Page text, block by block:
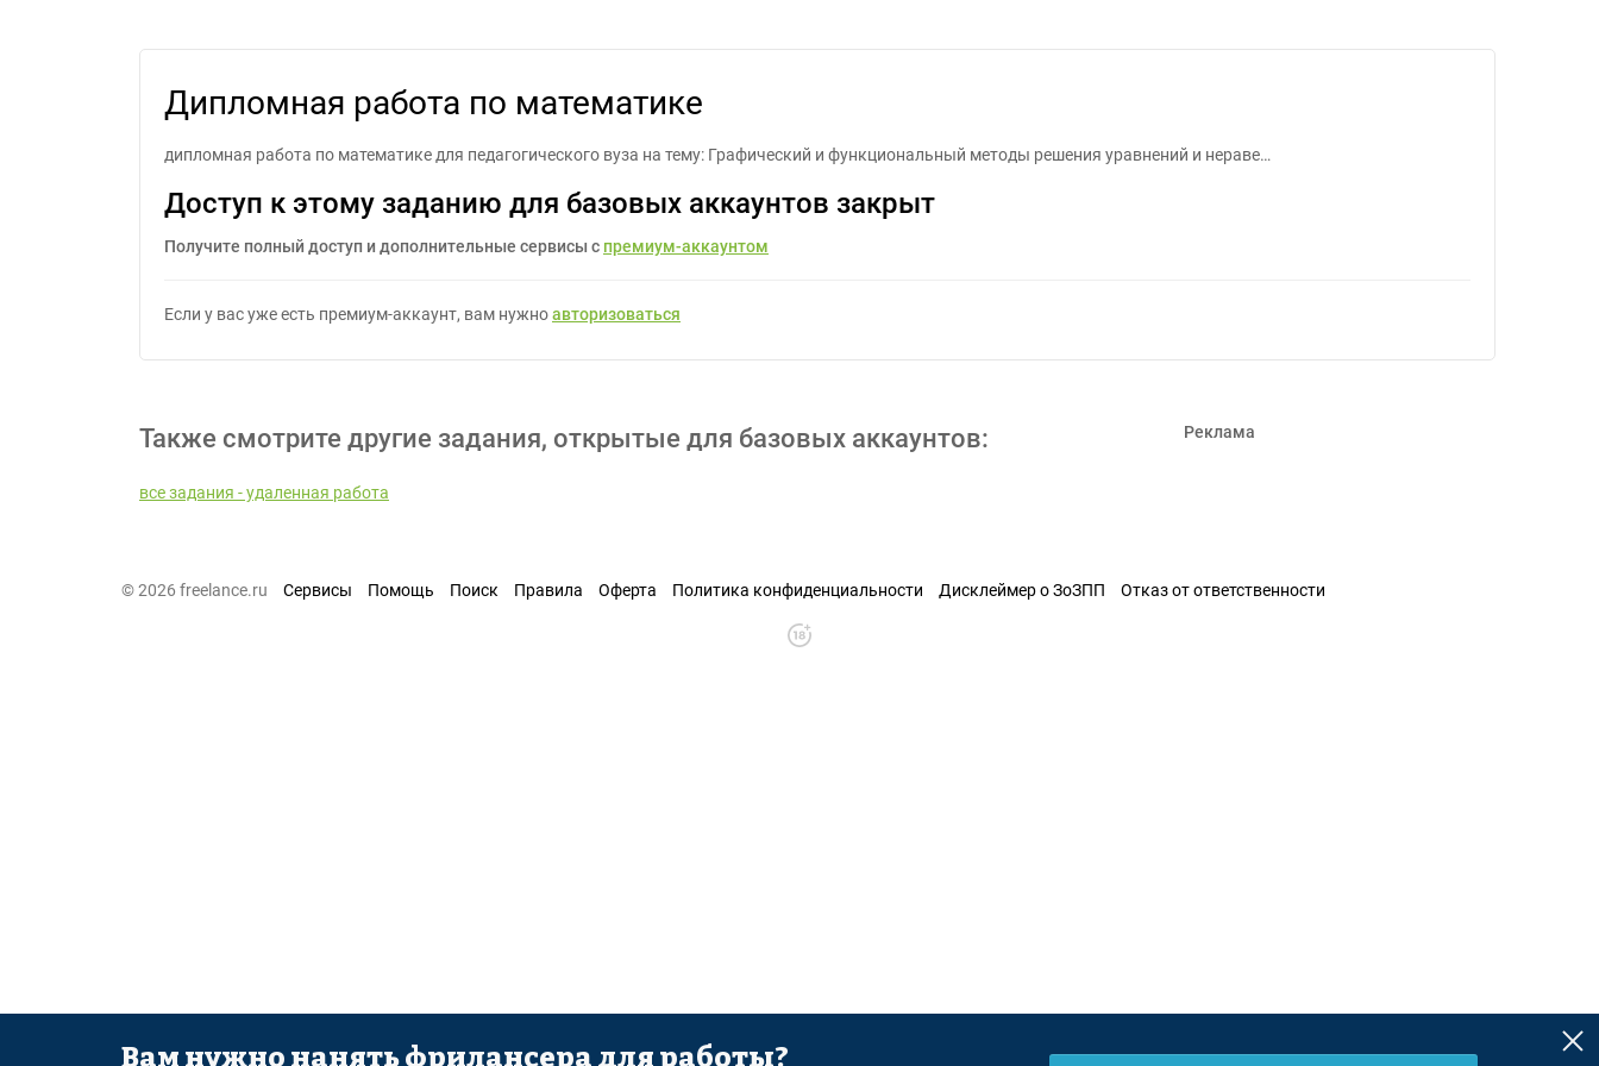
Дипломная работа по математике
дипломная работа по математике для педагогического вуза на тему: Графический и функциональный методы решения уравнений и нераве…
Доступ к этому заданию для базовых аккаунтов закрыт
Получите полный доступ и дополнительные сервисы с премиум-аккаунтом
Если у вас уже есть премиум-аккаунт, вам нужноавторизоваться
Также смотрите другие задания, открытые для базовых аккаунтов:
все задания - удаленная работа
Реклама
© 2026 freelance.ru Сервисы Помощь Поиск Правила Оферта Политика конфиденциальности Дисклеймер о ЗоЗПП Отказ от ответственности
Вам нужно нанять фрилансера для работы?